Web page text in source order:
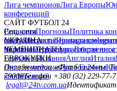
Лига чемпионовЛига Европы
конференций
САЙТ ФУТБОЛ 24
РедакцияПрогнозыПолитика
сайтуКонтактыПравила
политикаСтруктура
Соц. сети
facebookxyoutubeinstagram
УКРАИНА
УкраинаПервая лигаВторая лига
ЧЕМПИОНАТЫ
ГерманияИспанияАнглияИталия
ЕВРОКУБКИ
Лига чемпионовЛига Европы
конференций
Онлайн-медиа «Футбол 24»пл.
79008Телефон +380 (32) 229-77-
legal@24tv.com.ua